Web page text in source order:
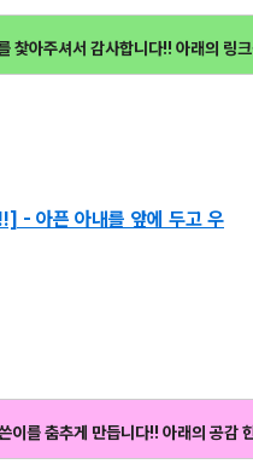
찿아주셔서 감사합니다!! 아래의 링
아픈 아내를 앞에 두고 우
이를 춤추게 만듭니다!! 아래의 공감